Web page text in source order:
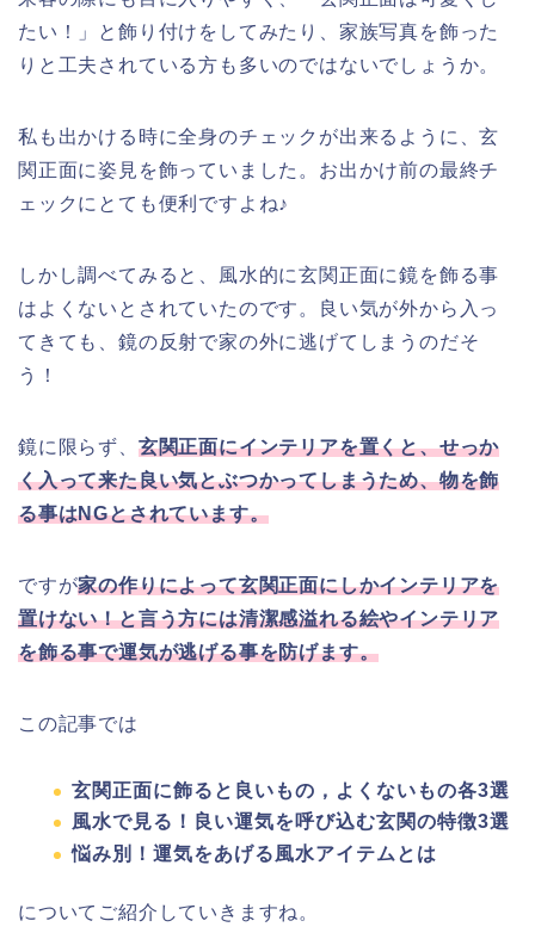
たい！」と飾り付けをしてみたり、家族写真を飾った
りと工夫されている方も多いのではないでしょうか。
私も出かける時に全身のチェックが出来るように、玄
関正面に姿見を飾っていました。お出かけ前の最終チ
ェックにとても便利ですよね♪
しかし調べてみると、風水的に玄関正面に鏡を飾る事
はよくないとされていたのです。良い気が外から入っ
てきても、鏡の反射で家の外に逃げてしまうのだそ
う！
鏡に限らず、 玄関正面にインテリアを置くと、せっか
く入って来た良い気とぶつかってしまうため、物を飾
る事はNGとされています。
ですが家の作りによって玄関正面にしかインテリアを
置けない！と言う方には清潔感溢れる絵やインテリア
を飾る事で運気が逃げる事を防げます。
この記事では
玄関正面に飾ると良いもの，よくないもの各3選
風水で見る！良い運気を呼び込む玄関の特徴3選
悩み別！運気をあげる風水アイテムとは
についてご紹介していきますね。